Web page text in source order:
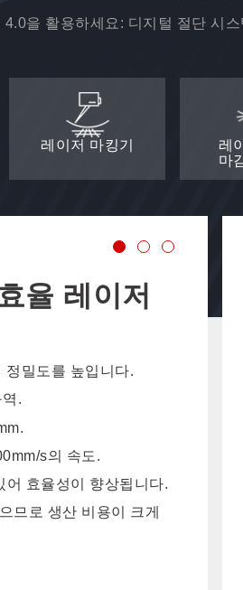
4.0을 활용하세요: 디지털 절단 시
레이저 마킹기
레
마
율 레이저
밀도를 높입니다.
.
s의 속도.
어 효율성이 향상됩니다.
므로 생산 비용이 크게